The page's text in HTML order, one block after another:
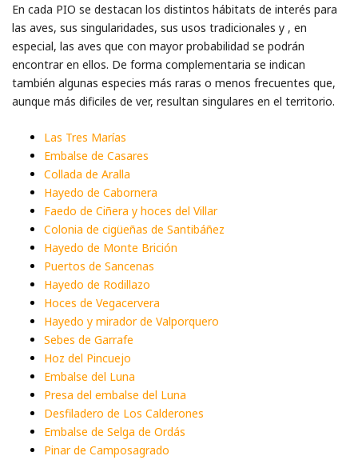
En cada PIO se destacan los distintos hábitats de interés para
las aves, sus singularidades, sus usos tradicionales y , en
especial, las aves que con mayor probabilidad se podrán
encontrar en ellos. De forma complementaria se indican
también algunas especies más raras o menos frecuentes que,
aunque más dificiles de ver, resultan singulares en el territorio.
Las Tres Marías
Embalse de Casares
Collada de Aralla
Hayedo de Cabornera
Faedo de Ciñera y hoces del Villar
Colonia de cigüeñas de Santibáñez
Hayedo de Monte Brición
Puertos de Sancenas
Hayedo de Rodillazo
Hoces de Vegacervera
Hayedo y mirador de Valporquero
Sebes de Garrafe
Hoz del Pincuejo
Embalse del Luna
Presa del embalse del Luna
Desfiladero de Los Calderones
Embalse de Selga de Ordás
Pinar de Camposagrado